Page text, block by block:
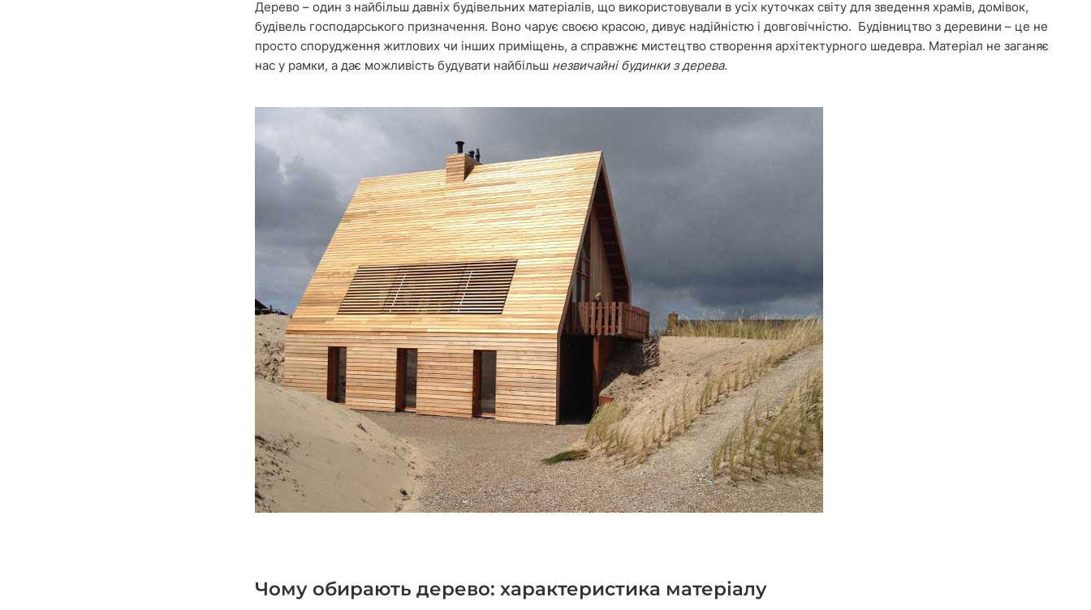
Дерево – один з найбільш давніх будівельних матеріалів, що використовували в усіх куточках світу для зведення храмів, домівок,
будівель господарського призначення. Воно чарує своєю красою, дивує надійністю і довговічністю. Будівництво з деревини – це не
просто спорудження житлових чи інших приміщень, а справжнє мистецтво створення архітектурного шедевра. Матеріал не заганяє
нас у рамки, а дає можливість будувати найбільш незвичайні будинки з дерева.
Чому обирають дерево: характеристика матеріалу